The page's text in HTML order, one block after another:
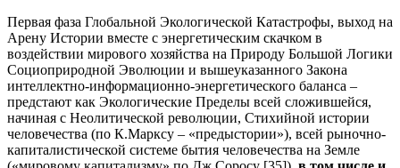
Первая фаза Глобальной Экологической Катастрофы, выход на
Арену Истории вместе с энергетичеcким скачком в
воздействии мирового хозяйства на Природу Большой Логики
Социоприродной Эволюции и вышеуказанного Закона
интеллектно-информационно-энергетичеcкого баланса –
предстают как Экологические Пределы всей сложившейся,
начиная с Неолитической революции, Стихийной истории
человечества (по К.Марксу – «предыстории»), всей рыночно-
капиталистической системе бытия человечества на Земле